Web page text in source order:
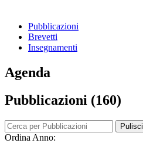
Pubblicazioni
Brevetti
Insegnamenti
Agenda
Pubblicazioni (160)
Pulisci
Ordina Anno: